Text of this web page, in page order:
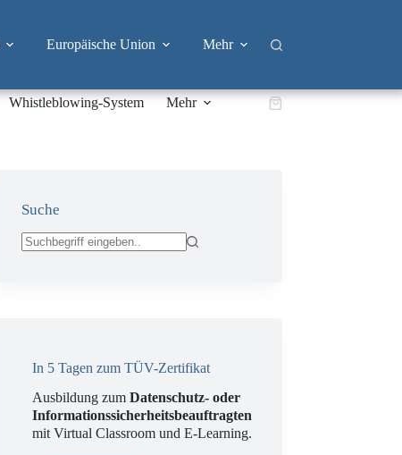
Europäische Union Mehr
Whistleblowing-System Mehr Warenkorb
Suche
In 5 Tagen zum TÜV-Zertifikat
Ausbildung zumDatenschutz- oder
Informationssicherheitsbeauftragten
mit Virtual Classroom und E-Learning.